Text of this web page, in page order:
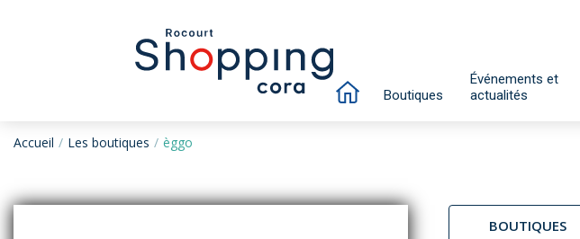
Boutiques
Événements et
actualités
Accueil Les boutiques èggo
BOUTIQUES